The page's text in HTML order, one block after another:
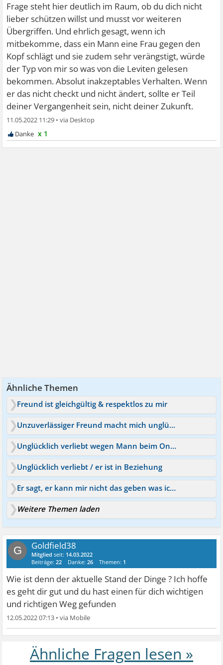
Frage steht hier deutlich im Raum, ob du dich nicht
lieber schützen willst und musst vor weiteren
Übergriffen. Und ehrlich gesagt, wenn ich
mitbekomme, dass ein Mann eine Frau gegen den
Kopf schlägt und sie zudem sehr verängstigt, würde
der Typ von mir so was von die Leviten gelesen
bekommen. Absolut inakzeptables Verhalten. Wenn
er das nicht checkt und nicht ändert, sollte er Teil
deiner Vergangenheit sein, nicht deiner Zukunft.
11.05.2022 11:29 •
x 1
Ähnliche Themen
Freund ist gleichgültig & respektlos zu mir
Unzuverlässiger Freund macht mich unglücklich
Unglücklich verliebt wegen Mann beim Online Dating
Unglücklich verliebt / er ist in Beziehung
Er sagt, er kann mir nicht das geben was ich brauche
Weitere Themen laden
G Goldfield38
Mitglied seit: 14.03.2022
Beiträge:22 Danke:26 Themen: 1
Wie ist denn der aktuelle Stand der Dinge ? Ich hoffe
es geht dir gut und du hast einen für dich wichtigen
und richtigen Weg gefunden
12.05.2022 07:13 •